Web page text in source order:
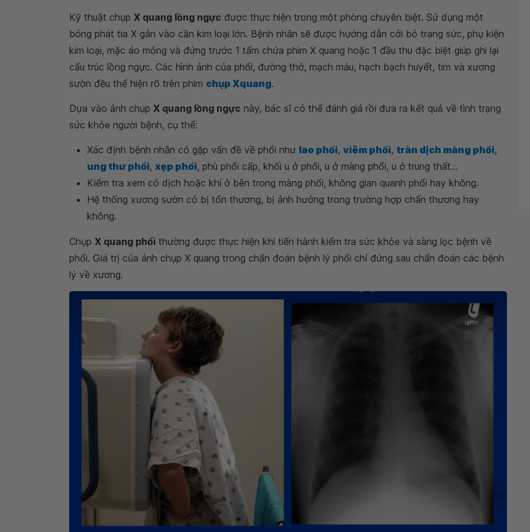
Kỹ thuật chụp X quang lồng ngực được thực hiện trong một phòng chuyên biệt. Sử dụng một
bóng phát tia X gắn vào cần kim loại lớn. Bệnh nhân sẽ được hướng dẫn cởi bỏ trang sức, phụ kiện
kim loại, mặc áo mỏng và đứng trước 1 tấm chứa phim X quang hoặc 1 đầu thu đặc biệt giúp ghi lại
cấu trúc lồng ngực. Các hình ảnh của phổi, đường thở, mạch máu, hạch bạch huyết, tim và xương
sườn đều thể hiện rõ trên phim chụp Xquang.
Dựa vào ảnh chụp X quang lồng ngực này, bác sĩ có thể đánh giá rồi đưa ra kết quả về tình trạng
sức khỏe người bệnh, cụ thể:
Xác định bệnh nhân có gặp vấn đề về phổi như lao phổi, viêm phổi, tràn dịch màng phổi,
ung thư phổi, xẹp phổi, phù phổi cấp, khối u ở phổi, u ở màng phổi, u ở trung thất...
Kiểm tra xem có dịch hoặc khí ở bên trong màng phổi, không gian quanh phổi hay không.
Hệ thống xương sườn có bị tổn thương, bị ảnh hưởng trong trường hợp chấn thương hay
không.
Chụp X quang phổi thường được thực hiện khi tiến hành kiểm tra sức khỏe và sàng lọc bệnh về
phổi. Giá trị của ảnh chụp X quang trong chẩn đoán bệnh lý phổi chỉ đứng sau chẩn đoán các bệnh
lý về xương.